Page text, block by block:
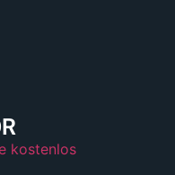
kostenlos